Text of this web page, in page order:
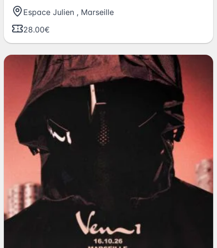
Espace Julien , Marseille
28.00€